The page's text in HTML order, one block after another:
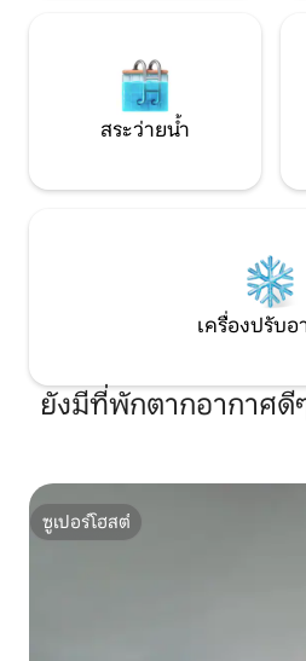
สระว่ายน้ำ
เครื่องปรับอ
ยังมีที่พักตากอากาศดี
ซูเปอร์โฮสต์
ซูเปอร์โฮสต์